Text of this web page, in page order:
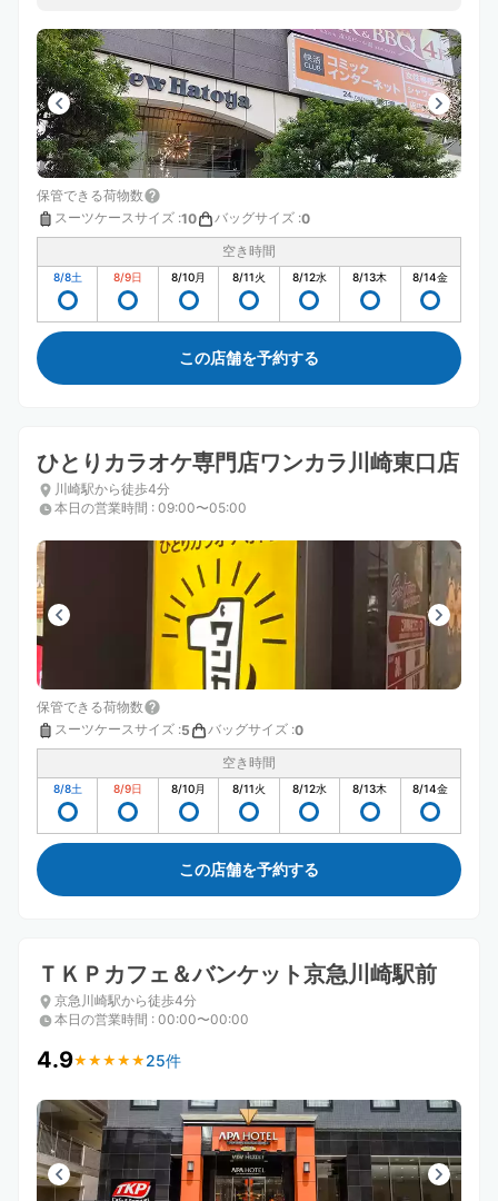
保管できる荷物数
スーツケースサイズ :10 バッグサイズ :0
空き時間
8/8土 8/9日 8/10月 8/11火 8/12水 8/13木 8/14金
この店舗を予約する
ひとりカラオケ専門店ワンカラ川崎東口店
川崎駅から徒歩4分
本日の営業時間 : 09:00〜05:00
保管できる荷物数
スーツケースサイズ :5 バッグサイズ :0
空き時間
8/8土 8/9日 8/10月 8/11火 8/12水 8/13木 8/14金
この店舗を予約する
ＴＫＰカフェ＆バンケット京急川崎駅前
京急川崎駅から徒歩4分
本日の営業時間 : 00:00〜00:00
4.9★ ★ ★ ★ ★
★ ★ ★ ★ ★ 25件